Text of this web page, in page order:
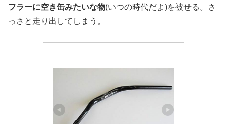
フラーに空き缶みたいな物(いつの時代だよ)を被せる。さ
っさと走り出してしまう。